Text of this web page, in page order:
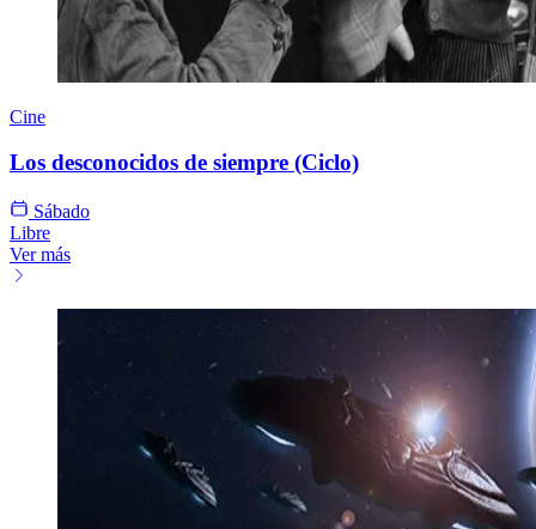
Cine
Los desconocidos de siempre (Ciclo)
Sábado
Libre
Ver más